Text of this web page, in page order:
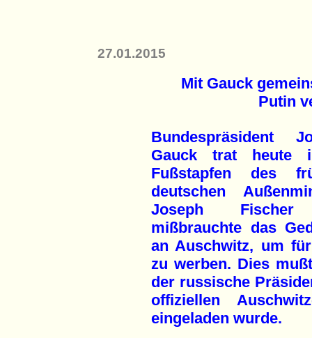
27.01.2015
Mit Gauck
Putin
Bundespräsident
Gauck trat heute
Fußstapfen des
deutschen
Joseph
mißbrauchte das
an Auschwitz, um
zu werben. Dies
der russische
offiziellen
eingeladen wurde.